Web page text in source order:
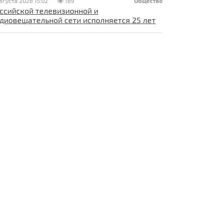
телевизионной и
сети исполняется 25 лет